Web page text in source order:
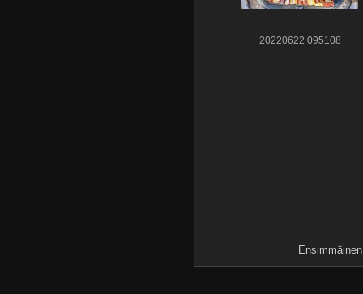
20220622 095108
Ensimmäinen